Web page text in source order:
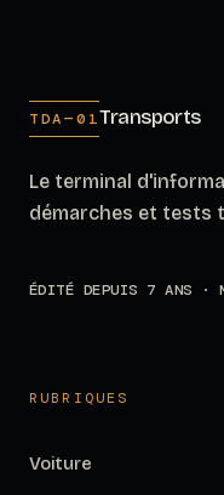
TDA—01Transports
Le terminal
démarches et tests
ÉDITÉ DEPUIS 7 ANS ·
RUBRIQUES
Voiture